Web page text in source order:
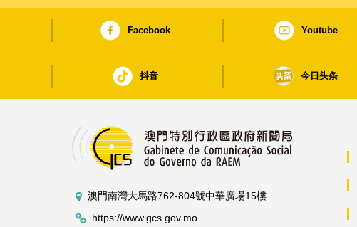
Facebook Youtube
抖音 今日头条
澳門南灣大馬路762-804號中華廣場15樓
https://www.gcs.gov.mo